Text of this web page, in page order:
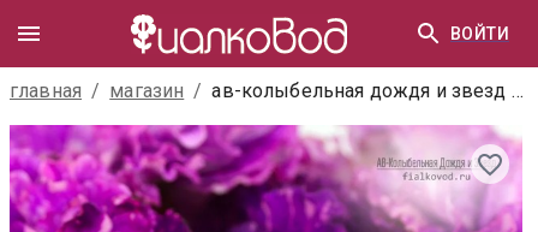
ВОЙТИ
главная / магазин / ав-колыбельная дождя и звезд (872-412)